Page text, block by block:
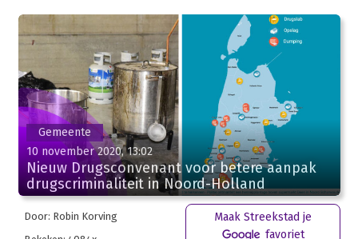
Gemeente
10 november 2020, 13:02
Nieuw Drugsconvenant voor betere aanpak
drugscriminaliteit in Noord-Holland
Door: Robin Korving
Maak Streekstad je
favoriet